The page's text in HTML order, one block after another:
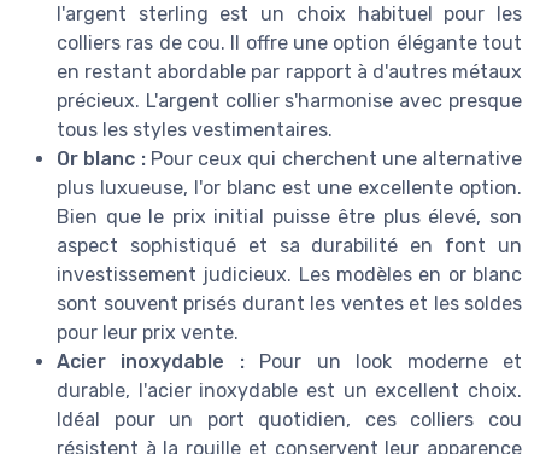
l'argent sterling est un choix habituel pour les
colliers ras de cou. Il offre une option élégante tout
en restant abordable par rapport à d'autres métaux
précieux. L'argent collier s'harmonise avec presque
tous les styles vestimentaires.
Or blanc :Pour ceux qui cherchent une alternative
plus luxueuse, l'or blanc est une excellente option.
Bien que le prix initial puisse être plus élevé, son
aspect sophistiqué et sa durabilité en font un
investissement judicieux. Les modèles en or blanc
sont souvent prisés durant les ventes et les soldes
pour leur prix vente.
Acier inoxydable :Pour un look moderne et
durable, l'acier inoxydable est un excellent choix.
Idéal pour un port quotidien, ces colliers cou
résistent à la rouille et conservent leur apparence